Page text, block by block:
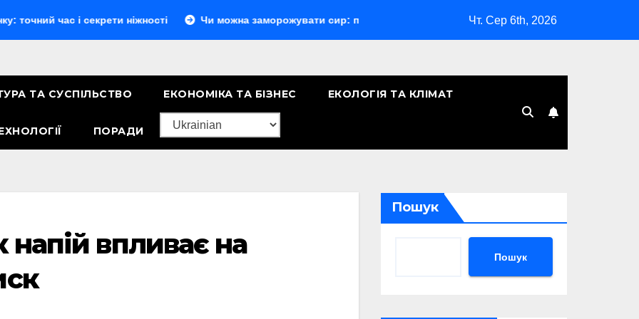
і секрети ніжності Чи можна заморожувати сир: повний гід з порадами Відпустка за сімейними
Чт. Сер 6th, 2026
ТА СУСПІЛЬСТВО ЕКОНОМІКА ТА БІЗНЕС ЕКОЛОГІЯ ТА КЛІМАТ
ПОРАДИ
напій впливає на
Пошук
Пошук